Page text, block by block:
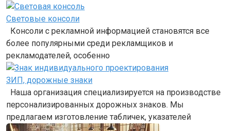
Световые консоли
Консоли с рекламной информацией становятся все
более популярными среди рекламщиков и
рекламодателей, особенно
ЗИП, дорожные знаки
Наша организация специализируется на производстве
персонализированных дорожных знаков. Мы
предлагаем изготовление табличек, указателей